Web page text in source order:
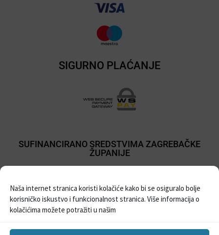
Naša internet stranica koristi kolačiće kako bi se osiguralo bolje
korisničko iskustvo i funkcionalnost stranica. Više informacija o
kolačićima možete potražiti u našim
SIGURNO PLAĆANJE
SUFINANCIRANO SREDSTVIMA ZAGREBAČKE
ŽUPANIJE